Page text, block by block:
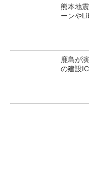
熊本地
ーンや
鹿島が
の建設